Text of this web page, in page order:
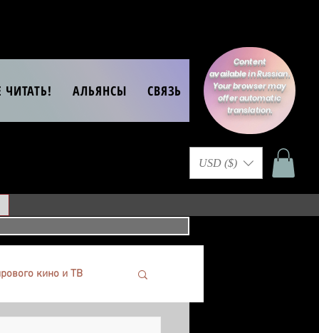
ЧИТАТЬ! АЛЬЯНСЫ СВЯЗЬ
Content
available in Russian.
Your browser may
offer automatic
translation.
USD ($)
кино и ТВ